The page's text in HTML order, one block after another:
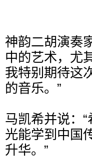
神韵二胡演奏
中的艺术，尤
我特别期待这
的音乐。”
马凯希并说：
光能学到中国
升华。”